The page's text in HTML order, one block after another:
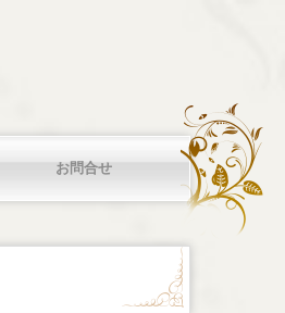
お問合せ